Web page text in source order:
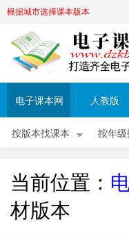
根据城市选择课本版本
电子课本网 人教版
按版本找课本 按年级
当前位置：
材版本